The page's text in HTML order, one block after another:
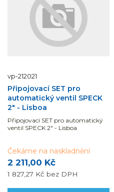
vp-212021
Připojovací SET pro
automatický ventil SPECK
2" - Lisboa
Připojovací SET pro automatický
ventil SPECK 2" - Lisboa
2 211,00 Kč
1 827,27 Kč bez DPH
Čekáme na naskladnění